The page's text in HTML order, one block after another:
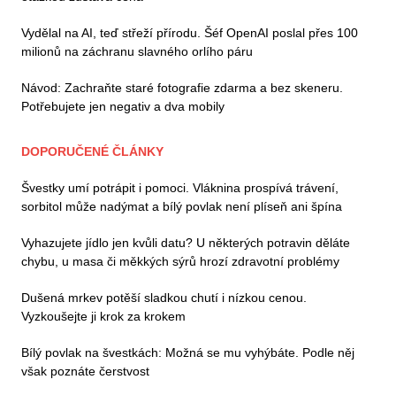
Vydělal na AI, teď střeží přírodu. Šéf OpenAI poslal přes 100
milionů na záchranu slavného orlího páru
Návod: Zachraňte staré fotografie zdarma a bez skeneru.
Potřebujete jen negativ a dva mobily
DOPORUČENÉ ČLÁNKY
Švestky umí potrápit i pomoci. Vláknina prospívá trávení,
sorbitol může nadýmat a bílý povlak není plíseň ani špína
Vyhazujete jídlo jen kvůli datu? U některých potravin děláte
chybu, u masa či měkkých sýrů hrozí zdravotní problémy
Dušená mrkev potěší sladkou chutí i nízkou cenou.
Vyzkoušejte ji krok za krokem
Bílý povlak na švestkách: Možná se mu vyhýbáte. Podle něj
však poznáte čerstvost